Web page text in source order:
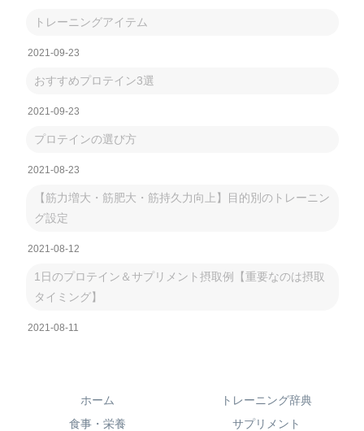
トレーニングアイテム
2021-09-23
おすすめプロテイン3選
2021-09-23
プロテインの選び方
2021-08-23
【筋力増大・筋肥大・筋持久力向上】目的別のトレーニン
グ設定
2021-08-12
1日のプロテイン＆サプリメント摂取例【重要なのは摂取
タイミング】
2021-08-11
ホーム
トレーニング辞典
食事・栄養
サプリメント